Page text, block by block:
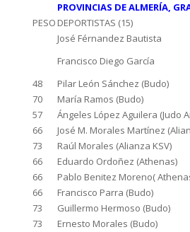
PROVINCIAS DE ALMERÍA,
PESO DEPORTISTAS (15)
José Férnandez Bautista
Francisco Diego García
48
Pilar León Sánchez (Budo)
70
María Ramos (Budo)
57
Ángeles López Aguilera (Judo
66
José M. Morales Martínez
73
Raúl Morales (Alianza KSV)
66
Eduardo Ordoñez (Athenas)
66
Pablo Benitez Moreno(
66
Francisco Parra (Budo)
73
Guillermo Hermoso (Budo)
73
Ernesto Morales (Budo)